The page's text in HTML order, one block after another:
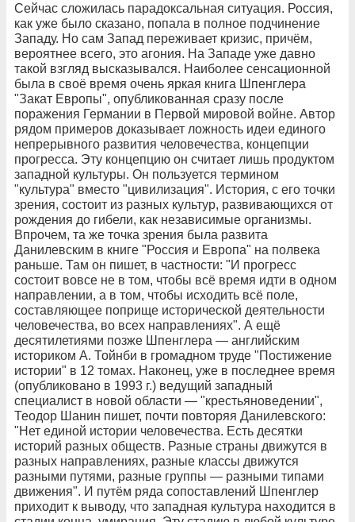
Сейчас сложилась парадоксальная ситуация. Россия,
как уже было сказано, попала в полное подчинение
Западу. Но сам Запад переживает кризис, причём,
вероятнее всего, это агония. На Западе уже давно
такой взгляд высказывался. Наиболее сенсационной
была в своё время очень яркая книга Шпенглера
"Закат Европы", опубликованная сразу после
поражения Германии в Первой мировой войне. Автор
рядом примеров доказывает ложность идеи единого
непрерывного развития человечества, концепции
прогресса. Эту концепцию он считает лишь продуктом
западной культуры. Он пользуется термином
"культура" вместо "цивилизация". История, с его точки
зрения, состоит из разных культур, развивающихся от
рождения до гибели, как независимые организмы.
Впрочем, та же точка зрения была развита
Данилевским в книге "Россия и Европа" на полвека
раньше. Там он пишет, в частности: "И прогресс
состоит вовсе не в том, чтобы всё время идти в одном
направлении, а в том, чтобы исходить всё поле,
составляющее поприще исторической деятельности
человечества, во всех направлениях". А ещё
десятилетиями позже Шпенглера — английским
историком А. Тойнби в громадном труде "Постижение
истории" в 12 томах. Наконец, уже в последнее время
(опубликовано в 1993 г.) ведущий западный
специалист в новой области — "крестьяноведении",
Теодор Шанин пишет, почти повторяя Данилевского:
"Нет единой истории человечества. Есть десятки
историй разных обществ. Разные страны движутся в
разных направлениях, разные классы движутся
разными путями, разные группы — разными типами
движения". И путём ряда сопоставлений Шпенглер
приходит к выводу, что западная культура находится в